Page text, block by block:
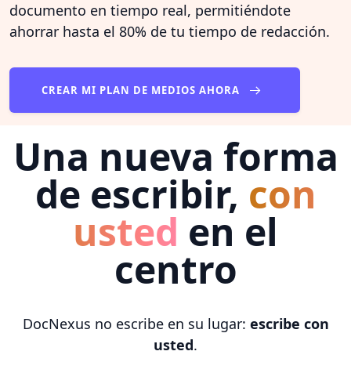
documento en tiempo real, permitiéndote
ahorrar hasta el 80% de tu tiempo de redacción.
CREAR MI PLAN DE MEDIOS AHORA
Una nueva forma
de escribir, con
usted en el
centro
DocNexus no escribe en su lugar: escribe con
usted.